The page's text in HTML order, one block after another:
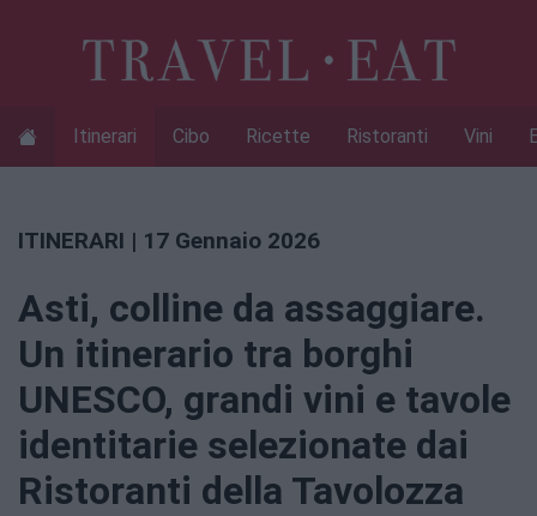
Itinerari Cibo Ricette Ristoranti Vini
ITINERARI | 17 Gennaio 2026
Asti, colline da assaggiare.
Un itinerario tra borghi
UNESCO, grandi vini e tavole
identitarie selezionate dai
Ristoranti della Tavolozza